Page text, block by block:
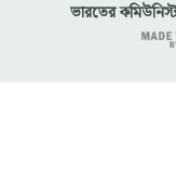
ভারতের কমিউনিস্ট